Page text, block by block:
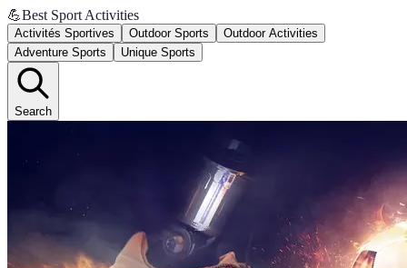
💪Best Sport Activities
Activités Sportives Outdoor Sports
Outdoor Activities
Adventure Sports
Unique Sports
Search